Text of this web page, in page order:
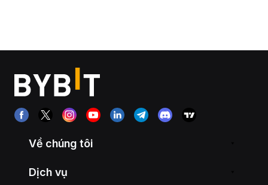
Về chúng tôi
Dịch vụ